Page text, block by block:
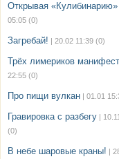
Открывая «Кулибинарию»
05:05 (0)
Загребай! | 20.02 11:39 (0)
Трёх лимериков манифест
22:55 (0)
Про пищи вулкан | 01.01
Гравировка с разбегу |
(0)
В небе шаровые краны! |